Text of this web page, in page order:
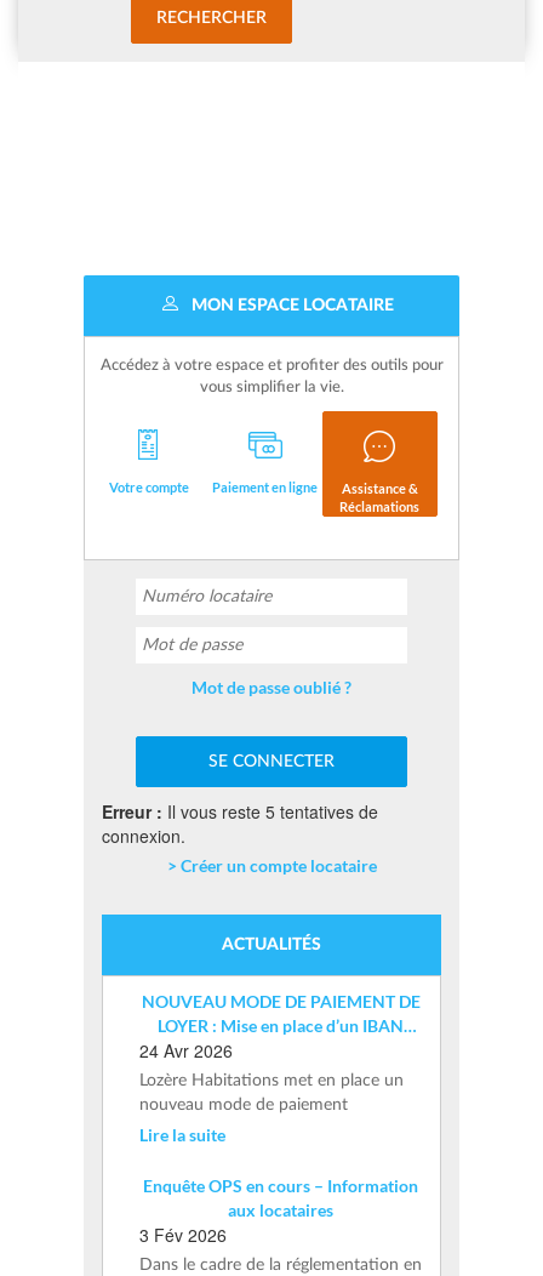
MON ESPACE LOCATAIRE
Accédez à votre espace et profiter des outils pour
vous simplifier la vie.
Votre compte Paiement en ligne
Assistance &
Réclamations
Mot de passe oublié ?
Erreur : Il vous reste 5 tentatives de
connexion.
> Créer un compte locataire
ACTUALITÉS
NOUVEAU MODE DE PAIEMENT DE
LOYER : Mise en place d’un IBAN
24 Avr 2026
Lozère Habitations met en place un
nouveau mode de paiement
Lire la suite
Enquête OPS en cours – Information
aux locataires
3 Fév 2026
Dans le cadre de la réglementation en